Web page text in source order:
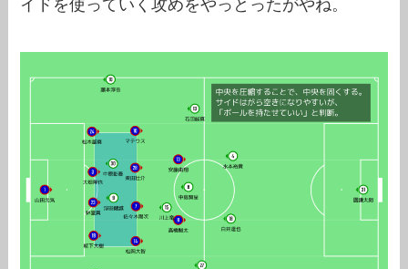
イドを使っていく攻めをやっとったがやね。